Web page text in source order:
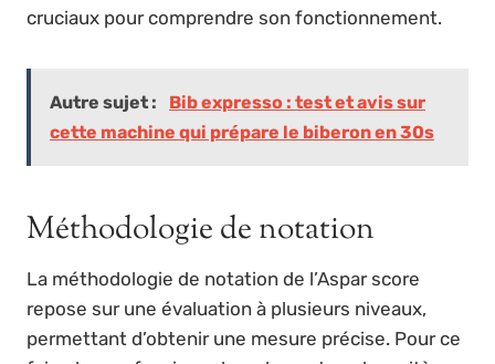
cruciaux pour comprendre son fonctionnement.
Autre sujet :
Bib expresso : test et avis sur
cette machine qui prépare le biberon en 30s
Méthodologie de notation
La méthodologie de notation de l’Aspar score
repose sur une évaluation à plusieurs niveaux,
permettant d’obtenir une mesure précise. Pour ce